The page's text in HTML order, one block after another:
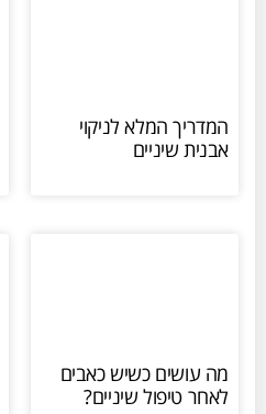
המדריך המלא לניקוי
אבנית שיניים
מה עושים כשיש כאבים
לאחר טיפול שיניים?